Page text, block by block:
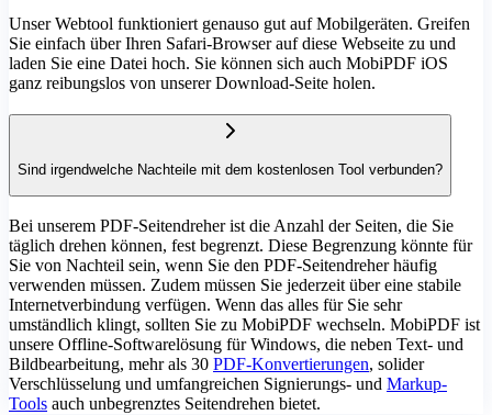
Unser Webtool funktioniert genauso gut auf Mobilgeräten. Greifen
Sie einfach über Ihren Safari-Browser auf diese Webseite zu und
laden Sie eine Datei hoch. Sie können sich auch MobiPDF iOS
ganz reibungslos von unserer Download-Seite holen.
Sind irgendwelche Nachteile mit dem kostenlosen Tool verbunden?
Bei unserem PDF-Seitendreher ist die Anzahl der Seiten, die Sie
täglich drehen können, fest begrenzt. Diese Begrenzung könnte für
Sie von Nachteil sein, wenn Sie den PDF-Seitendreher häufig
verwenden müssen. Zudem müssen Sie jederzeit über eine stabile
Internetverbindung verfügen. Wenn das alles für Sie sehr
umständlich klingt, sollten Sie zu MobiPDF wechseln. MobiPDF ist
unsere Offline-Softwarelösung für Windows, die neben Text- und
Bildbearbeitung, mehr als 30 PDF-Konvertierungen, solider
Verschlüsselung und umfangreichen Signierungs- und Markup-
Tools auch unbegrenztes Seitendrehen bietet.